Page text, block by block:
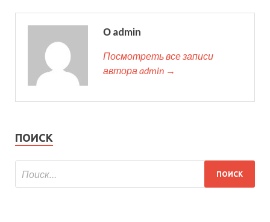
О admin
Посмотреть все записи
автора admin →
ПОИСК